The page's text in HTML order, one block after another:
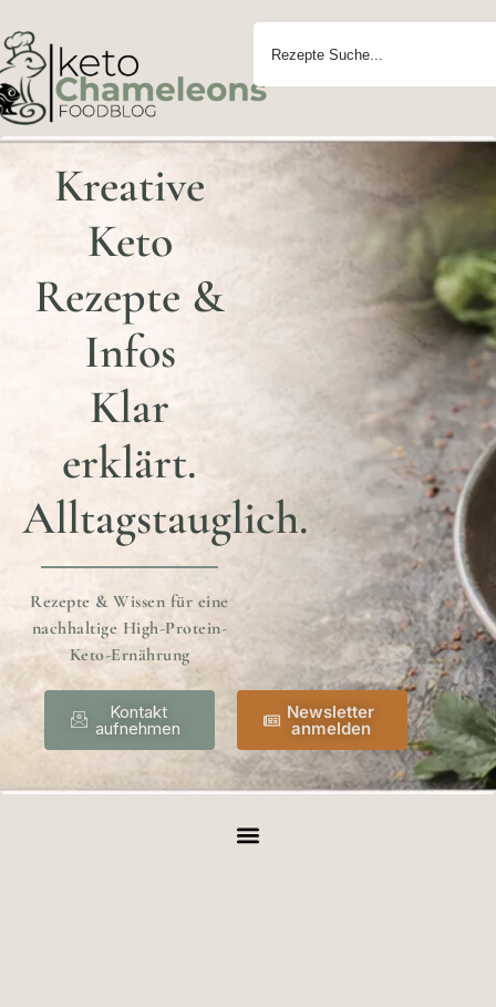
Kreative
Keto
Rezepte &
Infos
Klar
erklärt.
Alltagstauglich.
Rezepte & Wissen für eine
nachhaltige High-Protein-
Keto-Ernährung
Kontakt
aufnehmen
Newsletter
anmelden